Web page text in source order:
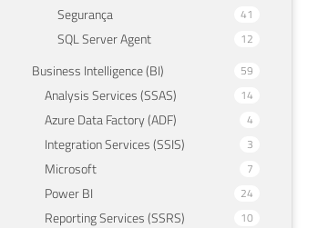
Segurança 41
SQL Server Agent 12
Business Intelligence (BI) 59
Analysis Services (SSAS) 14
Azure Data Factory (ADF) 4
Integration Services (SSIS) 3
Microsoft 7
Power BI 24
Reporting Services (SSRS) 10